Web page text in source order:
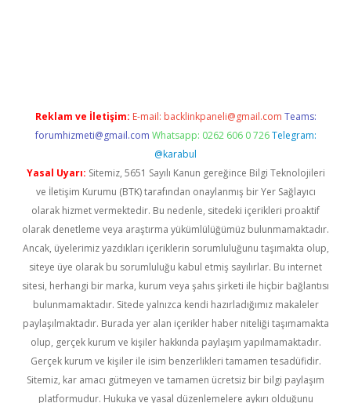
Reklam ve İletişim: E-mail: backlinkpaneli@gmail.com Teams:
forumhizmeti@gmail.com Whatsapp: 0262 606 0 726 Telegram:
@karabul
Yasal Uyarı: Sitemiz, 5651 Sayılı Kanun gereğince Bilgi Teknolojileri
ve İletişim Kurumu (BTK) tarafından onaylanmış bir Yer Sağlayıcı
olarak hizmet vermektedir. Bu nedenle, sitedeki içerikleri proaktif
olarak denetleme veya araştırma yükümlülüğümüz bulunmamaktadır.
Ancak, üyelerimiz yazdıkları içeriklerin sorumluluğunu taşımakta olup,
siteye üye olarak bu sorumluluğu kabul etmiş sayılırlar. Bu internet
sitesi, herhangi bir marka, kurum veya şahıs şirketi ile hiçbir bağlantısı
bulunmamaktadır. Sitede yalnızca kendi hazırladığımız makaleler
paylaşılmaktadır. Burada yer alan içerikler haber niteliği taşımamakta
olup, gerçek kurum ve kişiler hakkında paylaşım yapılmamaktadır.
Gerçek kurum ve kişiler ile isim benzerlikleri tamamen tesadüfidir.
Sitemiz, kar amacı gütmeyen ve tamamen ücretsiz bir bilgi paylaşım
platformudur. Hukuka ve yasal düzenlemelere aykırı olduğunu